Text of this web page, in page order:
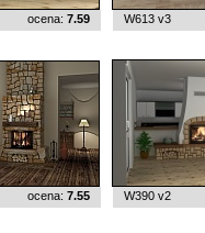
ocena: 7.59 W613 v3
ocena: 7.55 W390 v2